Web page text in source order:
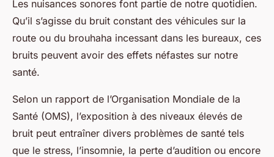
Les nuisances sonores font partie de notre quotidien.
Qu’il s’agisse du bruit constant des véhicules sur la
route ou du brouhaha incessant dans les bureaux, ces
bruits peuvent avoir des effets néfastes sur notre
santé.
Selon un rapport de l’Organisation Mondiale de la
Santé (OMS), l’exposition à des niveaux élevés de
bruit peut entraîner divers problèmes de santé tels
que le stress, l’insomnie, la perte d’audition ou encore